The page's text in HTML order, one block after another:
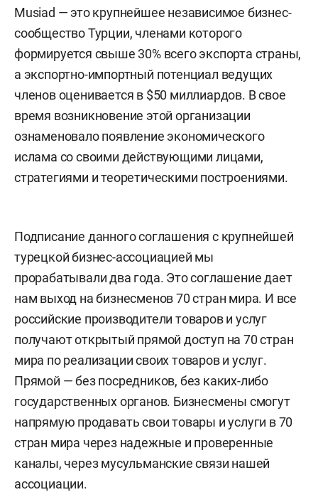
Musiad — это крупнейшее независимое бизнес-
сообщество Турции, членами которого
формируется свыше 30% всего экспорта страны,
а экспортно-импортный потенциал ведущих
членов оценивается в $50 миллиардов. В свое
время возникновение этой организации
ознаменовало появление экономического
ислама со своими действующими лицами,
стратегиями и теоретическими построениями.
Подписание данного соглашения с крупнейшей
турецкой бизнес-ассоциацией мы
прорабатывали два года. Это соглашение дает
нам выход на бизнесменов 70 стран мира. И все
российские производители товаров и услуг
получают открытый прямой доступ на 70 стран
мира по реализации своих товаров и услуг.
Прямой — без посредников, без каких-либо
государственных органов. Бизнесмены смогут
напрямую продавать свои товары и услуги в 70
стран мира через надежные и проверенные
каналы, через мусульманские связи нашей
ассоциации.